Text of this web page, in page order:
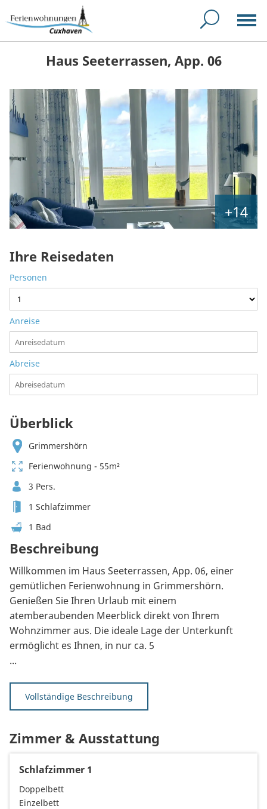
Haus Seeterrassen, App. 06
+14
Ihre Reisedaten
Personen
Anreise
Abreise
Überblick
Grimmershörn
Ferienwohnung - 55m²
3 Pers.
1 Schlafzimmer
1 Bad
Beschreibung
Willkommen im Haus Seeterrassen, App. 06, einer
gemütlichen Ferienwohnung in Grimmershörn.
Genießen Sie Ihren Urlaub mit einem
atemberaubenden Meerblick direkt von Ihrem
Wohnzimmer aus. Die ideale Lage der Unterkunft
ermöglicht es Ihnen, in nur ca. 5
...
Vollständige Beschreibung
Zimmer & Ausstattung
Schlafzimmer 1
Doppelbett
Einzelbett